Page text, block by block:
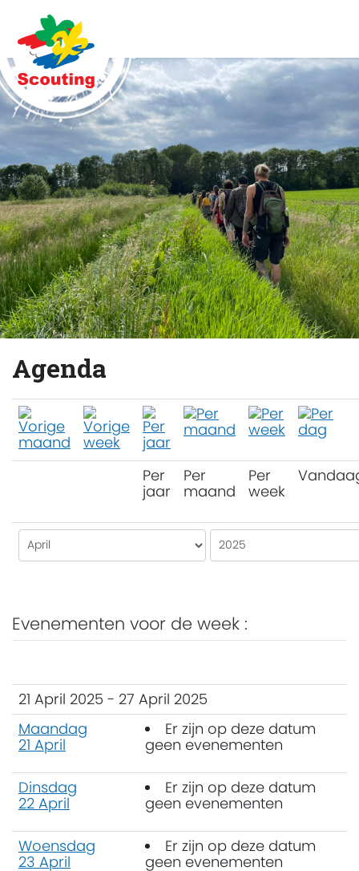
Agenda
Per
jaar
Per
maand
Per
week
Evenementen voor de week :
21 April 2025 - 27 April 2025
Maandag
21 April
Er zijn op deze datum
geen evenementen
Dinsdag
22 April
Er zijn op deze datum
geen evenementen
Woensdag
23 April
Er zijn op deze datum
geen evenementen